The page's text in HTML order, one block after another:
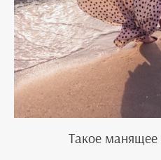
Такое манящее